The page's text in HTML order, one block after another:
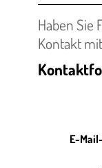
Haben Sie
Kontakt
E-